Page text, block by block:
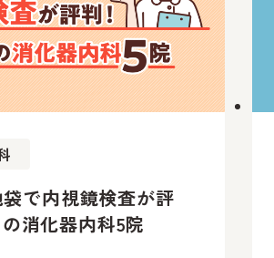
袋で内視鏡検査が評
消化器内科5院